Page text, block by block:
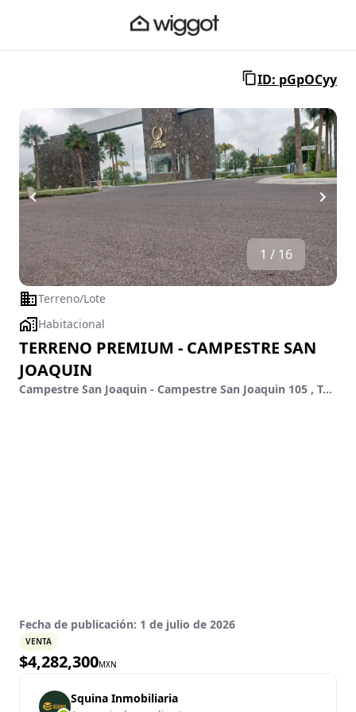
ID: pGpOCyy
1 / 16
Terreno/Lote
Habitacional
TERRENO PREMIUM - CAMPESTRE SAN
JOAQUIN
Campestre San Joaquin - Campestre San Joaquin 105 , Tanque De Los Jimenez, Aguascalientes, Aguascalientes
Fecha de publicación: 1 de julio de 2026
VENTA
$4,282,300MXN
Squina Inmobiliaria